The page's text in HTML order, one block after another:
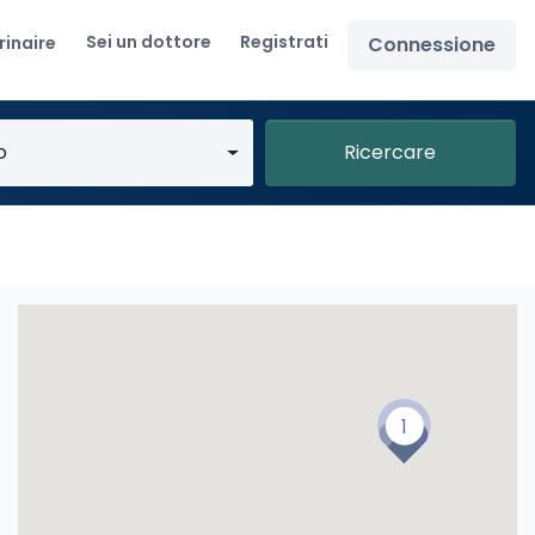
Sei un dottore Registrati Connessione
Ricercare
1